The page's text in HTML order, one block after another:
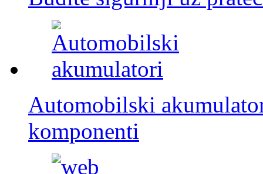
Automobilski
komponenti